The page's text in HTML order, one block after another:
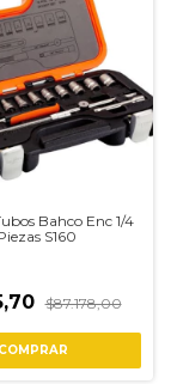
Bahco Enc 1/4
S160
$87.178,00